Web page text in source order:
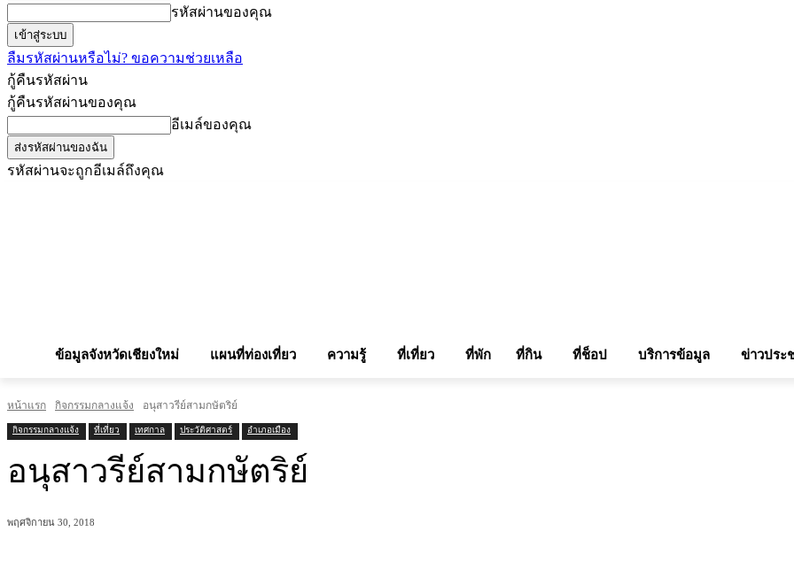
รหัสผ่านของคุณ
ลืมรหัสผ่านหรือไม่? ขอความช่วยเหลือ
กู้คืนรหัสผ่าน
กู้คืนรหัสผ่านของคุณ
อีเมล์ของคุณ
รหัสผ่านจะถูกอีเมล์ถึงคุณ
ข้อมูลจังหวัดเชียงใหม่ แผนที่ท่องเที่ยว ความรู้ ที่เที่ยว ที่พัก ที่กิน ที่ช็อป บริการข้อมูล ข่าวประ
หน้าแรก กิจกรรมกลางแจ้ง อนุสาวรีย์สามกษัตริย์
กิจกรรมกลางแจ้ง ที่เที่ยว เทศกาล ประวัติศาสตร์ อำเภอเมือง
อนุสาวรีย์สามกษัตริย์
พฤศจิกายน 30, 2018